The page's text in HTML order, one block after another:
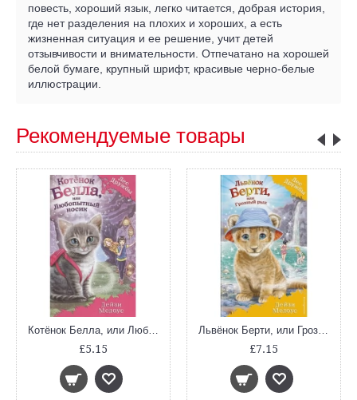
повесть, хороший язык, легко читается, добрая история,
где нет разделения на плохих и хороших, а есть
жизненная ситуация и ее решение, учит детей
отзывчивости и внимательности. Отпечатано на хорошей
белой бумаге, крупный шрифт, красивые черно-белые
иллюстрации.
Рекомендуемые товары
£5.15 £7.15